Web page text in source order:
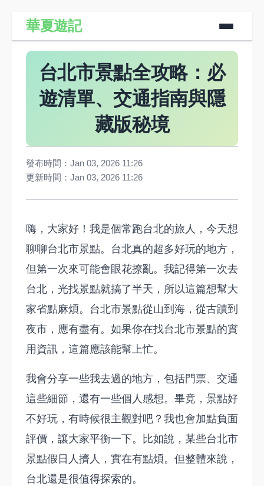
華夏遊記
台北市景點全攻略：必
遊清單、交通指南與隱
藏版秘境
發布時間：Jan 03, 2026 11:26
更新時間：Jan 03, 2026 11:26
嗨，大家好！我是個常跑台北的旅人，今天想
聊聊台北市景點。台北真的超多好玩的地方，
但第一次來可能會眼花撩亂。我記得第一次去
台北，光找景點就搞了半天，所以這篇想幫大
家省點麻煩。台北市景點從山到海，從古蹟到
夜市，應有盡有。如果你在找台北市景點的實
用資訊，這篇應該能幫上忙。
我會分享一些我去過的地方，包括門票、交通
這些細節，還有一些個人感想。畢竟，景點好
不好玩，有時候很主觀對吧？我也會加點負面
評價，讓大家平衡一下。比如說，某些台北市
景點假日人擠人，實在有點煩。但整體來說，
台北還是很值得探索的。